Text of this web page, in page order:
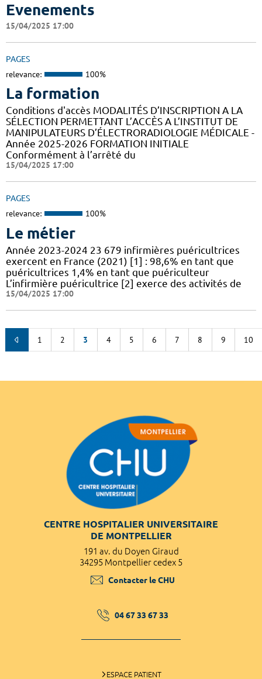
Evenements
15/04/2025 17:00
PAGES
relevance: 100%
La formation
Conditions d'accès MODALITÉS D’INSCRIPTION A LA
SÉLECTION PERMETTANT L’ACCÈS A L’INSTITUT DE
MANIPULATEURS D’ÉLECTRORADIOLOGIE MÉDICALE -
Année 2025-2026 FORMATION INITIALE
Conformément à l’arrêté du
15/04/2025 17:00
PAGES
relevance: 100%
Le métier
Année 2023-2024 23 679 infirmières puéricultrices
exercent en France (2021) [1] : 98,6% en tant que
puéricultrices 1,4% en tant que puériculteur
L’infirmière puéricultrice [2] exerce des activités de
15/04/2025 17:00
1 2 3 4 5 6 7 8 9 10
CENTRE HOSPITALIER UNIVERSITAIRE
DE MONTPELLIER
191 av. du Doyen Giraud
34295 Montpellier cedex 5
Contacter le CHU
04 67 33 67 33
ESPACE PATIENT